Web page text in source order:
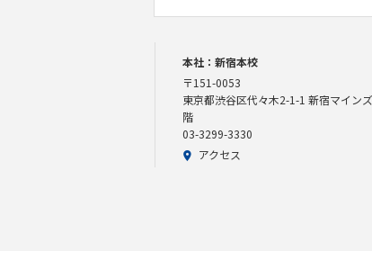
本社：新宿本校
〒151-0053
東京都渋谷区代々木2-1-1 新宿マイン
階
03-3299-3330
アクセス